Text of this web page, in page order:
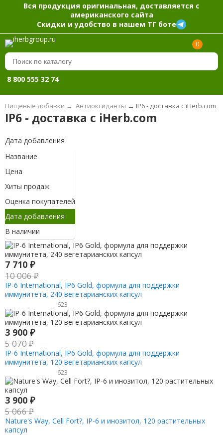
Вся продукция оригинальная, доставляется с
американского сайта
Скидки и удобство в нашем ТГ боте
0
8 800 555 32 74
Пищевые добавки → Антиоксиданты → IP6 - доставка с iHerb.com
IP6 - доставка с iHerb.com
Дата добавления
Название
Цена
Хиты продаж
Оценка покупателей
Дата добавления
В наличии
7 710 ₽
10 006₽
IP-6 International, IP6 Gold, формула для поддержки
иммунитета, 240 вегетарианских капсул
623
3 900 ₽
5 070₽
IP-6 International, IP6 Gold, формула для поддержки
иммунитета, 120 вегетарианских капсул
623
3 900 ₽
5 066₽
Nature's Way, Cell Fort?, IP-6 и инозитол, 120 растительных
капсул